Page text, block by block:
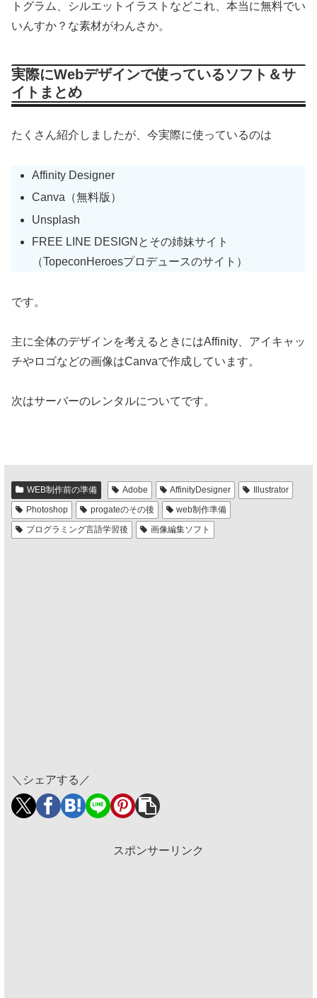
トグラム、シルエットイラストなどこれ、本当に無料でい
いんすか？な素材がわんさか。
実際にWebデザインで使っているソフト＆サ
イトまとめ
たくさん紹介しましたが、今実際に使っているのは
Affinity Designer
Canva（無料版）
Unsplash
FREE LINE DESIGNとその姉妹サイト
（TopeconHeroesプロデュースのサイト）
です。
主に全体のデザインを考えるときにはAffinity、アイキャッ
チやロゴなどの画像はCanvaで作成しています。
次はサーバーのレンタルについてです。
WEB制作前の準備 Adobe AffinityDesigner
Illustrator
Photoshop
progateのその後
web制作準備
プログラミング言語学習後
画像編集ソフト
＼シェアする／
スポンサーリンク